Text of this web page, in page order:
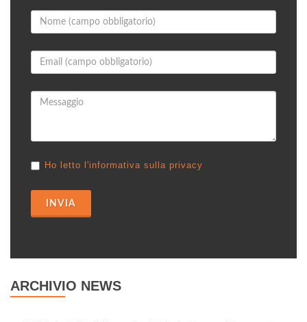
Ho letto l'informativa sulla privacy
INVIA
ARCHIVIO NEWS